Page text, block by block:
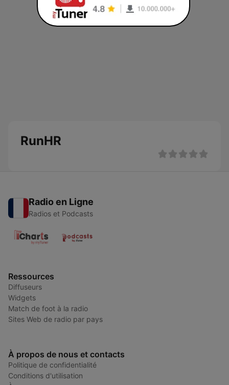
RunHR
Radio en Ligne
Radios et Podcasts
Ressources
Diffuseurs
Widgets
Match de foot à la radio
Sites Web de radio par pays
À propos de nous et contacts
Politique de confidentialité
Conditions d'utilisation